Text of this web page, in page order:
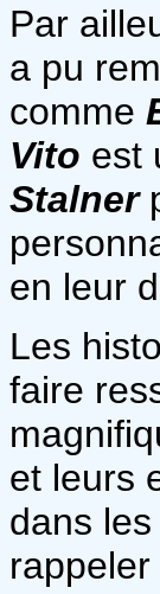
Par
a pu
comme
Vito est
Stalner
en leur
Les
faire
et leurs
dans
rappeler